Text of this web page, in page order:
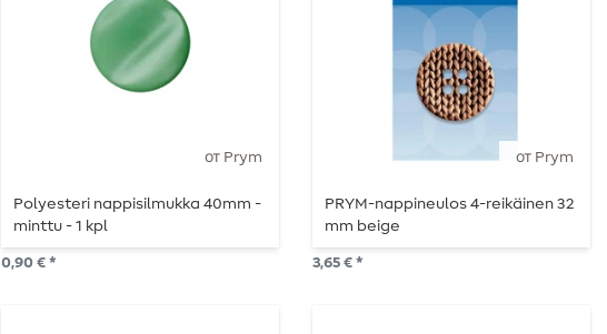
от Prym
Polyesteri nappisilmukka 40mm -
minttu - 1 kpl
0,90 € *
от Prym
PRYM-nappineulos 4-reikäinen 32
mm beige
3,65 € *